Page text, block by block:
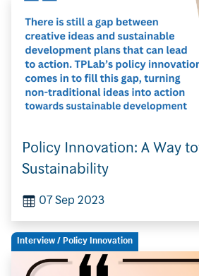
Policy Innovation: A Way
Sustainability
07 Sep 2023
Interview / Policy Innovation